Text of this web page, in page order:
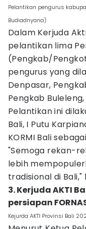
Pelantikan pengurus
Budiadnyana)
Dalam Kerjuda
pelantikan lima
(Pengkab/
pengurus yang
Denpasar,
Pengkab
Pelantikan ini
Bali, I Putu
KORMI Bali
"Semoga rekan-
lebih
tradisional di
3. Kerjuda AKTI
persiapan
Kejurda AKTI Provinsi Bali